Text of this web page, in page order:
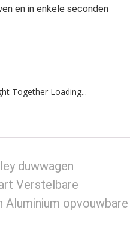
en in enkele seconden
Together Loading...
duwwagen
Verstelbare
opvouwbare